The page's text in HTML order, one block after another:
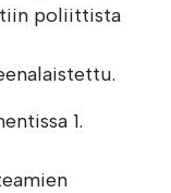
poliittista
1.